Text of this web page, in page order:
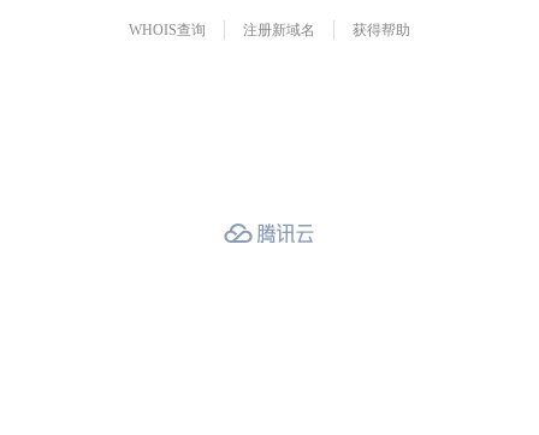
WHOIS查询 注册新域名 获得帮助